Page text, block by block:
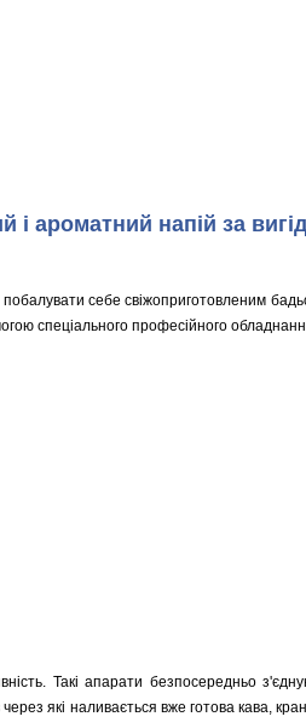
ароматний напій за
себе свіжоприготовленим
спеціального професійного
Такі апарати безпосередньо
через які наливається вже готова кава,